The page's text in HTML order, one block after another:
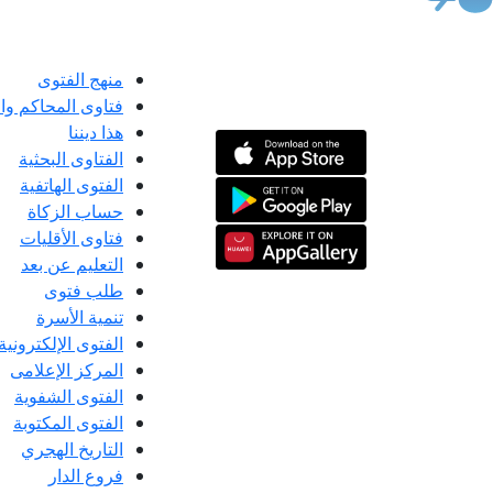
منهج الفتوى
فتاوى المحاكم
هذا ديننا
الفتاوى البحثية
الفتوى الهاتفية
حساب الزكاة
فتاوى الأقليات
التعليم عن بعد
طلب فتوى
تنمية الأسرة
الفتوى الإلكترونية
المركز الإعلامى
الفتوى الشفوية
الفتوى المكتوبة
التاريخ الهجري
فروع الدار